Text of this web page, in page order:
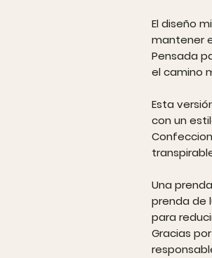
El diseño
mantener
Pensada
el camino
Esta
con un
Una
prenda de
para
Gracias